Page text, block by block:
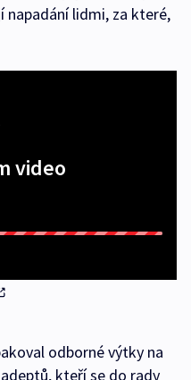
napadání lidmi, za které,
video
odborné výtky na
kteří se do rady